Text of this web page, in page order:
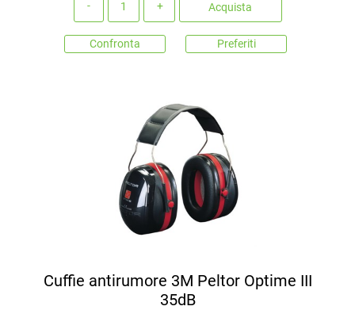
Acquista
Confronta Preferiti
Cuffie antirumore 3M Peltor Optime III
35dB